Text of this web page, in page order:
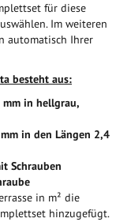
für diese
Im weiteren
automatisch Ihrer
besteht aus:
mm in hellgrau,
in den Längen 2,4
Schrauben
in m² die
hinzugefügt.